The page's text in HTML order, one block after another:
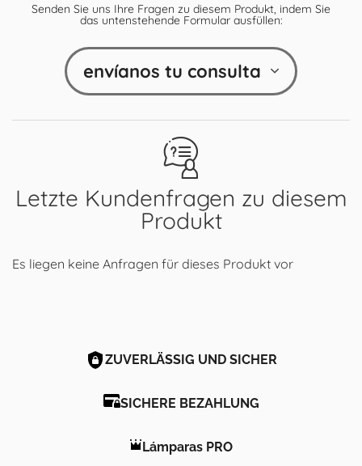
Letzte Kundenfragen zu diesem
Produkt
Es liegen keine Anfragen für dieses Produkt vor
Senden Sie uns Ihre Fragen zu diesem Produkt, indem Sie
das untenstehende Formular ausfüllen:
envíanos tu consulta
ZUVERLÄSSIG UND SICHER
SICHERE BEZAHLUNG
Lámparas PRO